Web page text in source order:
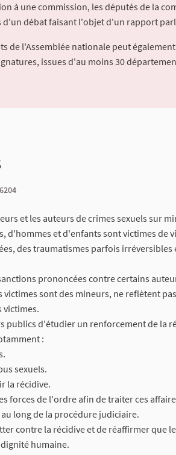
à une commission, les députés de la
d'un débat faisant l'objet d'un rapport
de l'Assemblée nationale peut
issues d'au moins 30
et les auteurs de crimes sexuels sur
d'hommes et d'enfants sont victimes de
des traumatismes parfois irréversibles
prononcées contre certains
sont des mineurs, ne reflètent
victimes.
publics d'étudier un renforcement de la
:
sexuels.
la récidive.
forces de l'ordre afin de traiter ces
long de la procédure judiciaire.
contre la récidive et de réaffirmer que
humaine.